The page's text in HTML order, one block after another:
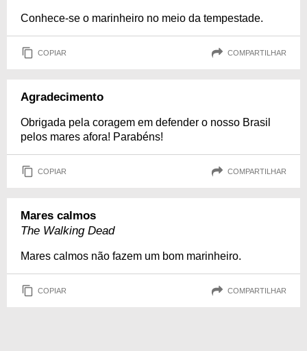
Conhece-se o marinheiro no meio da tempestade.
COPIAR COMPARTILHAR
Agradecimento
Obrigada pela coragem em defender o nosso Brasil
pelos mares afora! Parabéns!
COPIAR COMPARTILHAR
Mares calmos
The Walking Dead
Mares calmos não fazem um bom marinheiro.
COPIAR COMPARTILHAR